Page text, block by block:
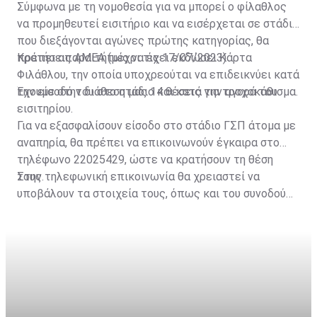
Σύμφωνα με τη νομοθεσία για να μπορεί ο φίλαθλος
να προμηθευτεί εισιτήριο και να εισέρχεται σε στάδια
που διεξάγονται αγώνες πρώτης κατηγορίας, θα
πρέπει απαραιτήτως να έχει εκδώσει Κάρτα
Φιλάθλου, την οποία υποχρεούται να επιδεικνύει κατά
την είσοδό του στο στάδιο και κατά την αγορά του
εισιτηρίου.
Κρατήσεις ΑΜΕΑ (μέχρι τις 17/07/2023)
Έχουμε στην διάθεση μας 14 θέσεις για τροχοκάθισμα.
Για να εξασφαλίσουν είσοδο στο στάδιο ΓΣΠ άτομα με
αναπηρία, θα πρέπει να επικοινωνούν έγκαιρα στο
τηλέφωνο 22025429, ώστε να κρατήσουν τη θέση
τους.
Στην τηλεφωνική επικοινωνία θα χρειαστεί να
υποβάλουν τα στοιχεία τους, όπως και του συνοδού